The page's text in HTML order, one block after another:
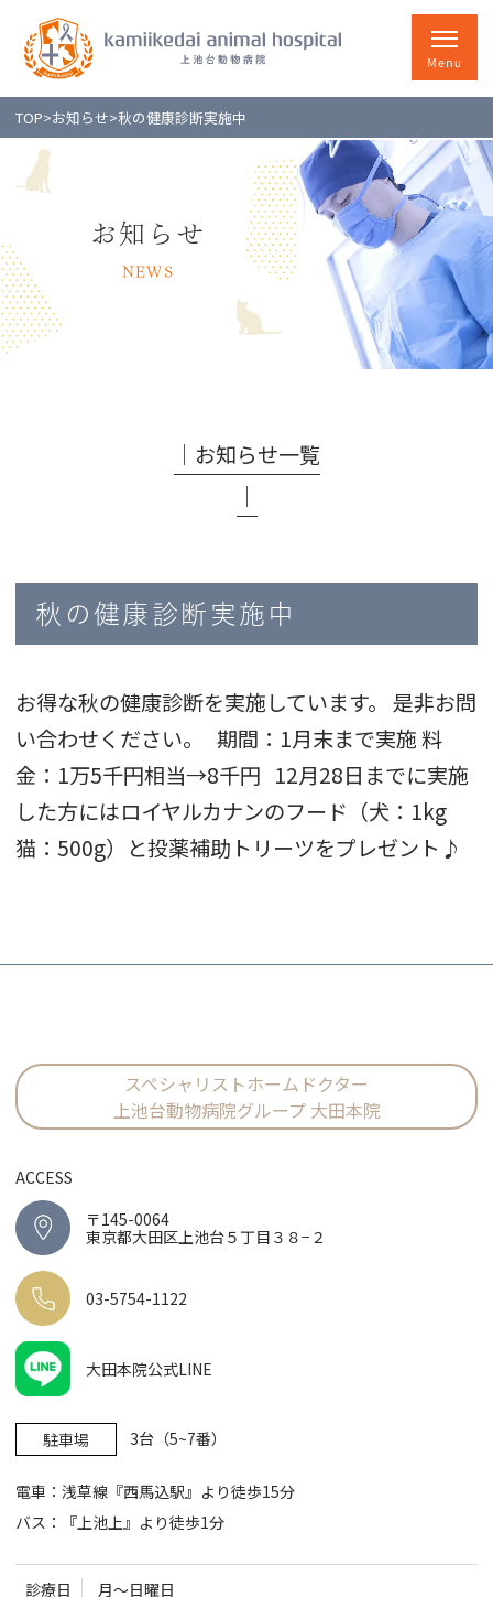
TOP>お知らせ>秋の健康診断実施中
お知らせ
NEWS
│お知らせ一覧
│
秋の健康診断実施中
お得な秋の健康診断を実施しています。 是非お問
い合わせください。 期間：1月末まで実施 料
金：1万5千円相当→8千円 12月28日までに実施
した方にはロイヤルカナンのフード（犬：1kg
猫：500g）と投薬補助トリーツをプレゼント♪
スペシャリストホームドクター
上池台動物病院グループ 大田本院
ACCESS
〒145-0064
東京都大田区上池台５丁目３８−２
03-5754-1122
大田本院公式LINE
駐車場 3台（5~7番）
電車：浅草線『西馬込駅』より徒歩15分
バス：『上池上』より徒歩1分
診療日 月〜日曜日